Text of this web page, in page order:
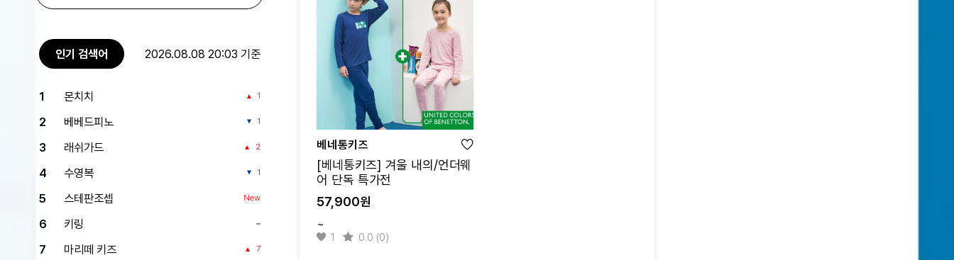
인기 검색어 2026.08.08 20:03 기준
1 몬치치 1
2 베베드피노 1
3 래쉬가드 2
4 수영복 1
5 스테판조셉 New
6
키링
7
마리떼 키즈 7
베네통키즈
[베네통키즈] 겨울 내의/언더웨
어 단독 특가전
57,900원
~
1
0.0 (0)